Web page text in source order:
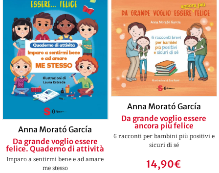
Anna Morató García
Da grande voglio essere
felice. Quaderno di attività
Imparo a sentirmi bene e ad amare
me stesso
Anna Morató García
Da grande voglio essere
ancora più felice
6 racconti per bambini più positivi e
sicuri di sé
14,90€